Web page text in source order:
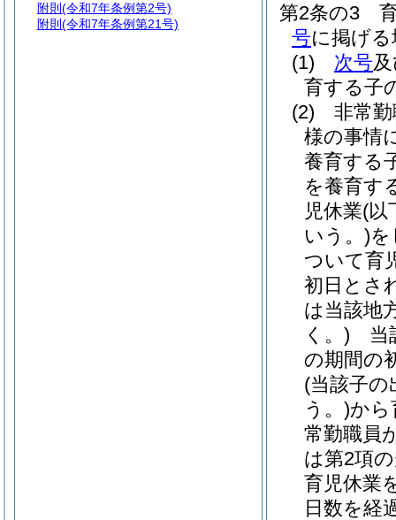
第2条の3
号に掲げ
(1)
次号
育する子
(2)
非常
様の事情
養育する
を養育す
児休業(以
いう。)を
ついて育
初日とさ
は当該地
く。) 当
の期間の
(当該子
う。)から
常勤職員
は第2項
育児休業
日数を経
附則 (令和7年条例第2号)
附則 (令和7年条例第21号)